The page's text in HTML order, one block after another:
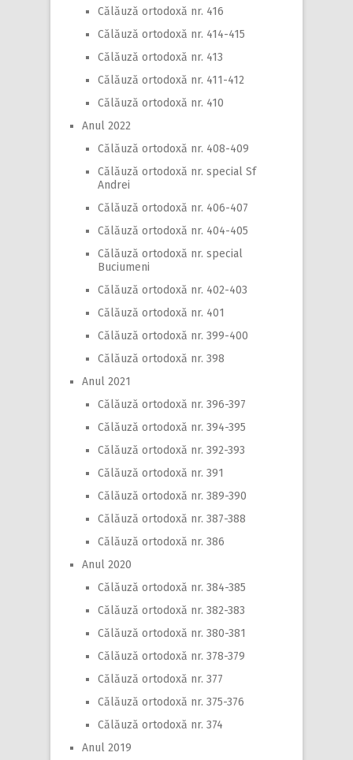
Călăuză ortodoxă nr. 416
Călăuză ortodoxă nr. 414-415
Călăuză ortodoxă nr. 413
Călăuză ortodoxă nr. 411-412
Călăuză ortodoxă nr. 410
Anul 2022
Călăuză ortodoxă nr. 408-409
Călăuză ortodoxă nr. special Sf
Andrei
Călăuză ortodoxă nr. 406-407
Călăuză ortodoxă nr. 404-405
Călăuză ortodoxă nr. special
Buciumeni
Călăuză ortodoxă nr. 402-403
Călăuză ortodoxă nr. 401
Călăuză ortodoxă nr. 399-400
Călăuză ortodoxă nr. 398
Anul 2021
Călăuză ortodoxă nr. 396-397
Călăuză ortodoxă nr. 394-395
Călăuză ortodoxă nr. 392-393
Călăuză ortodoxă nr. 391
Călăuză ortodoxă nr. 389-390
Călăuză ortodoxă nr. 387-388
Călăuză ortodoxă nr. 386
Anul 2020
Călăuză ortodoxă nr. 384-385
Călăuză ortodoxă nr. 382-383
Călăuză ortodoxă nr. 380-381
Călăuză ortodoxă nr. 378-379
Călăuză ortodoxă nr. 377
Călăuză ortodoxă nr. 375-376
Călăuză ortodoxă nr. 374
Anul 2019